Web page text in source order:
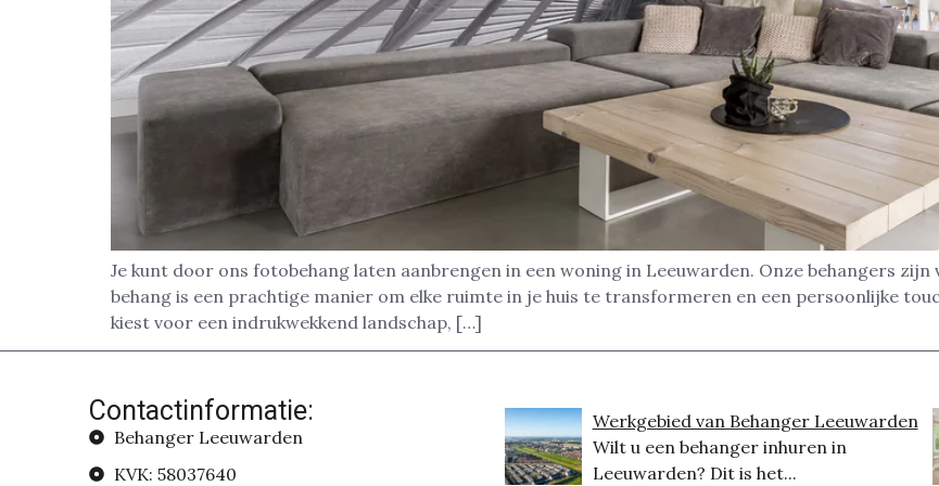
Je kunt door ons fotobehang laten aanbrengen in een woning in Leeuwarden. Onze behangers
behang is een prachtige manier om elke ruimte in je huis te transformeren en een persoonlijke
kiest voor een indrukwekkend landschap, […]
Contactinformatie:
Behanger Leeuwarden
KVK: 58037640
Werkgebied van Behanger Leeuwarden
Wilt u een behanger inhuren in
Leeuwarden? Dit is het...